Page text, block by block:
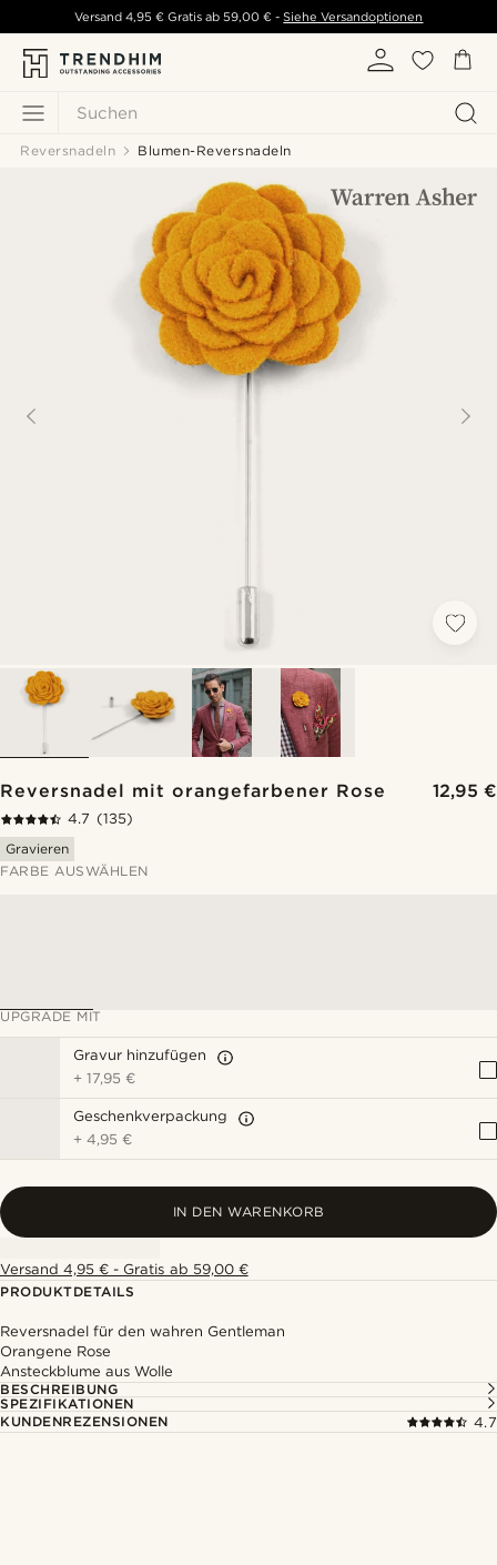
Suchen
Versand 4,95 € Gratis ab59,00 € - Siehe Versandoptionen
Reversnadeln Blumen-Reversnadeln
Reversnadel mit orangefarbener Rose 12,95 €
4.7 (135)
Gravieren
FARBE AUSWÄHLEN
UPGRADE MIT
Gravur hinzufügen
+17,95 €
Geschenkverpackung
+4,95 €
IN DEN WARENKORB
Versand 4,95 € - Gratis ab 59,00 €
PRODUKTDETAILS
Reversnadel für den wahren Gentleman
Orangene Rose
Ansteckblume aus Wolle
BESCHREIBUNG
SPEZIFIKATIONEN
KUNDENREZENSIONEN
4.7